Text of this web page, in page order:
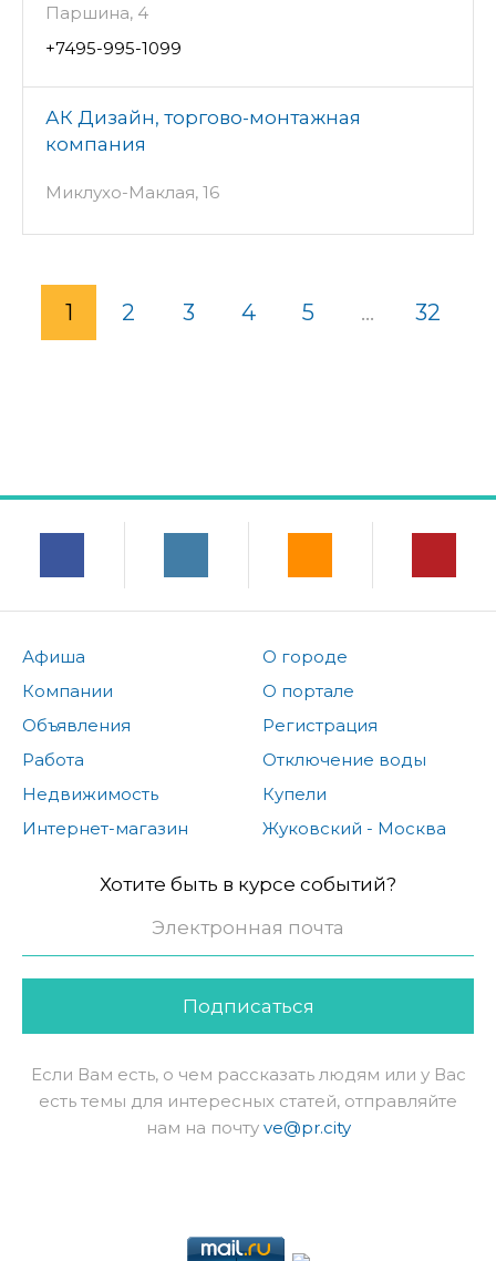
Паршина, 4
+7495-995-1099
АК Дизайн, торгово-монтажная
компания
Миклухо-Маклая, 16
1 2 3 4 5 ... 32
Афиша
Компании
Объявления
Работа
Недвижимость
Интернет-магазин
О городе
О портале
Регистрация
Отключение воды
Купели
Жуковский - Москва
Хотите быть в курсе событий?
Подписаться
Если Вам есть, о чем рассказать людям или у Вас
есть темы для интересных статей, отправляйте
нам на почту ve@pr.city